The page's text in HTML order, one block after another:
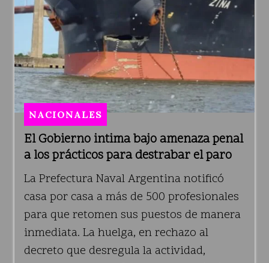
El Gobierno intima bajo amenaza penal
a los prácticos para destrabar el paro
NACIONALES
La Prefectura Naval Argentina notificó
casa por casa a más de 500 profesionales
para que retomen sus puestos de manera
inmediata. La huelga, en rechazo al
decreto que desregula la actividad,